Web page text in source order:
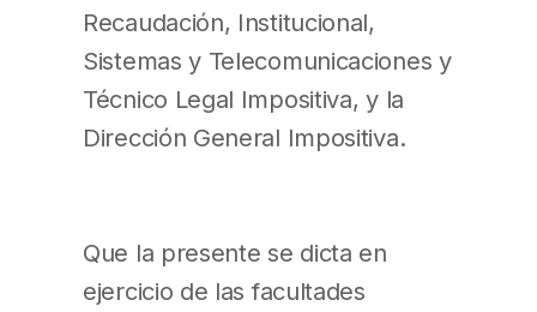
Recaudación, Institucional,
Sistemas y Telecomunicaciones y
Técnico Legal Impositiva, y la
Dirección General Impositiva.
Que la presente se dicta en
ejercicio de las facultades